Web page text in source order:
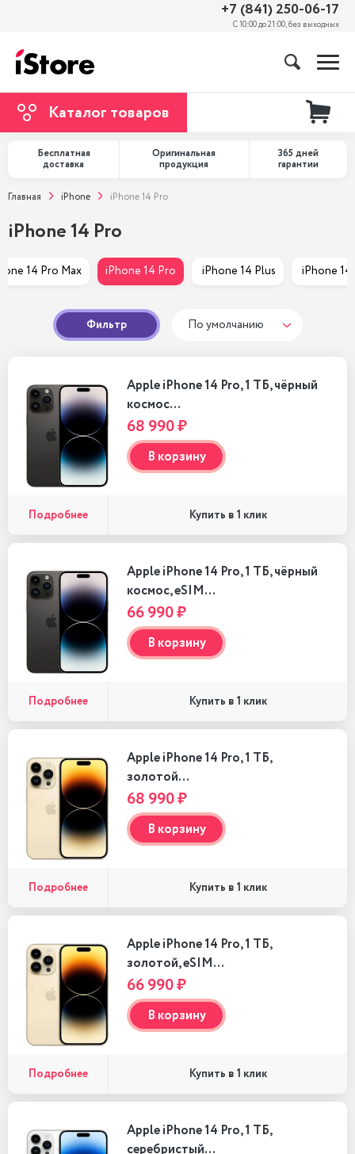
+7 (841) 250-06-17
С 10:00 до 21:00, без выходных
Каталог товаров
Бесплатная
доставка
Оригинальная
продукция
365 дней
гарантии
Главная iPhone iPhone 14 Pro
iPhone 14 Pro
14 Pro Max iPhone 14 Pro iPhone 14 Plus iPhone 14
Фильтр По умолчанию
Apple iPhone 14 Pro, 1 ТБ, чёрный
космос…
68 990 ₽
В корзину
Подробнее Купить в 1 клик
Apple iPhone 14 Pro, 1 ТБ, чёрный
космос, eSIM…
66 990 ₽
В корзину
Подробнее Купить в 1 клик
Apple iPhone 14 Pro, 1 ТБ,
золотой…
68 990 ₽
В корзину
Подробнее Купить в 1 клик
Apple iPhone 14 Pro, 1 ТБ,
золотой, eSIM…
66 990 ₽
В корзину
Подробнее Купить в 1 клик
Apple iPhone 14 Pro, 1 ТБ,
серебристый…